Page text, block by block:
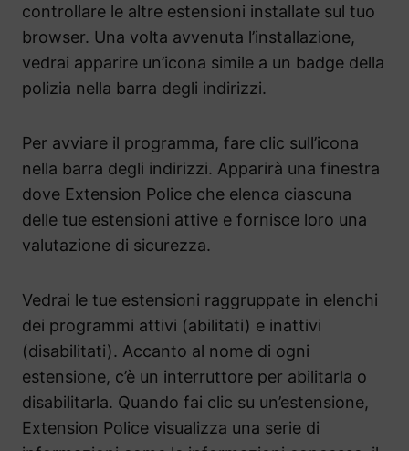
controllare le altre estensioni installate sul tuo
browser. Una volta avvenuta l’installazione,
vedrai apparire un’icona simile a un badge della
polizia nella barra degli indirizzi.
Per avviare il programma, fare clic sull’icona
nella barra degli indirizzi. Apparirà una finestra
dove Extension Police che elenca ciascuna
delle tue estensioni attive e fornisce loro una
valutazione di sicurezza.
Vedrai le tue estensioni raggruppate in elenchi
dei programmi attivi (abilitati) e inattivi
(disabilitati). Accanto al nome di ogni
estensione, c’è un interruttore per abilitarla o
disabilitarla. Quando fai clic su un’estensione,
Extension Police visualizza una serie di